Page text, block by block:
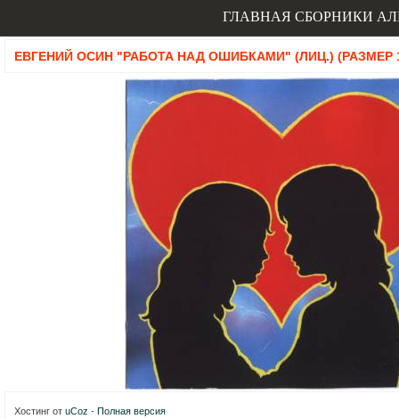
ГЛАВНАЯ СБОРНИКИ
ЕВГЕНИЙ ОСИН "РАБОТА НАД ОШИБКАМИ" (ЛИЦ.) (РАЗМЕР
Хостинг от uCoz - Полная версия